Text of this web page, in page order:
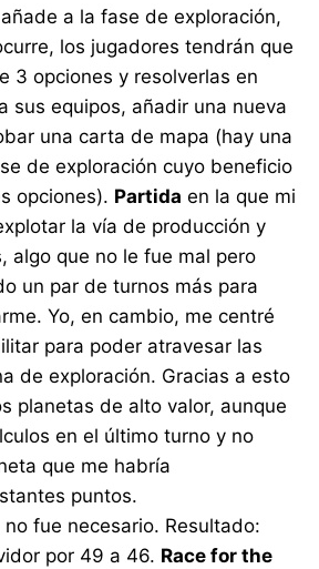
a la fase de exploración,
los jugadores tendrán que
3 opciones y resolverlas en
sus equipos, añadir una nueva
una carta de mapa (hay una
de exploración cuyo beneficio
opciones). Partida en la que mi
la vía de producción y
algo que no le fue mal pero
un par de turnos más para
Yo, en cambio, me centré
para poder atravesar las
de exploración. Gracias a esto
planetas de alto valor, aunque
en el último turno y no
que me habría
puntos.
fue necesario. Resultado:
por 49 a 46. Race for the